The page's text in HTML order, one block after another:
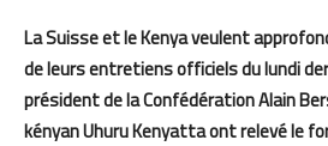
La Suisse et le Kenya veulent
de leurs entretiens officiels du lundi
président de la Confédération Alain
kényan Uhuru Kenyatta ont relevé le